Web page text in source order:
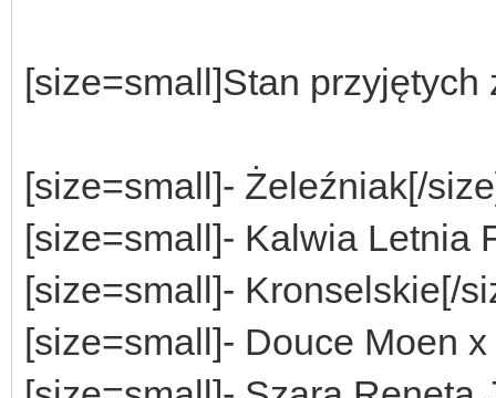
[size=small]Stan przyjętych
[size=small]- Żeleźniak[/
[size=small]- Kalwia Letnia
[size=small]- Kronselskie[/
[size=small]- Douce Moen x